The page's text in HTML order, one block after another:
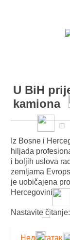
U BiH
kamiona
Iz Bosne i
hiljada
i boljih uslova
zemljama
je uobičajena
Hercegovini.
Nastavite čitanje:
Недостатак